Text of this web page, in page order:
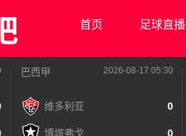
首页 足球直播
巴西甲 2026-08-17 05:30
维多利亚 0
博塔弗戈 0